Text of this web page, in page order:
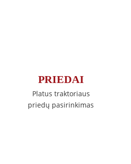
PRIEDAI
Platus traktoriaus
priedų pasirinkimas